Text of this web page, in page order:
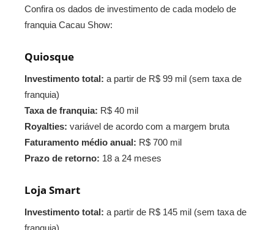
Confira os dados de investimento de cada modelo de
franquia Cacau Show:
Quiosque
Investimento total: a partir de R$ 99 mil (sem taxa de
franquia)
Taxa de franquia: R$ 40 mil
Royalties: variável de acordo com a margem bruta
Faturamento médio anual: R$ 700 mil
Prazo de retorno: 18 a 24 meses
Loja Smart
Investimento total: a partir de R$ 145 mil (sem taxa de
franquia)